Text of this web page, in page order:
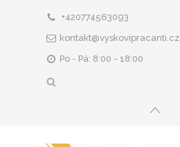
+420774563093
kontakt@vyskovipracanti.cz
Po - Pá: 8:00 - 18:00